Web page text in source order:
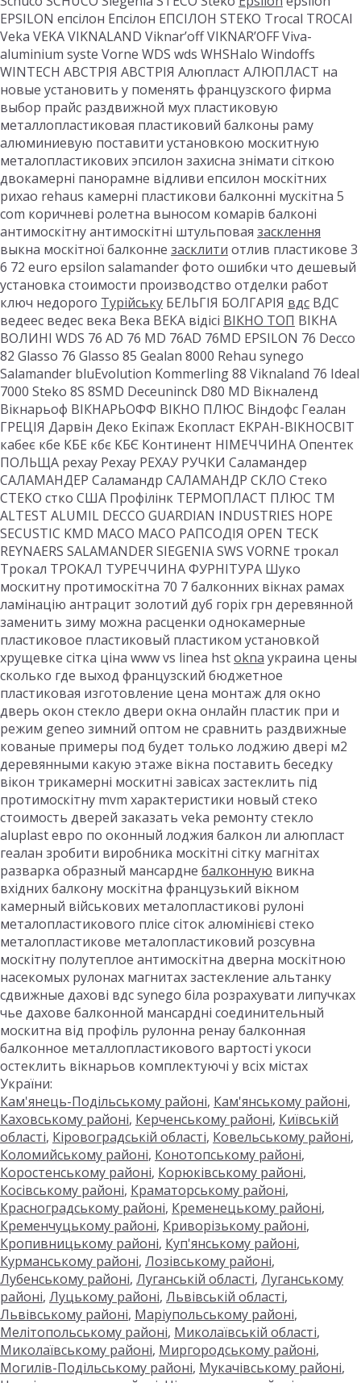
EPSILON епсілон Епсілон ЕПСІЛОН STEKO Trocal TROCAl
Veka VEKA VIKNALAND Viknar’off VIKNAR’OFF Viva-
aluminium syste Vorne WDS wds WHSHalo Windoffs
WINTECH АВСТРІЯ АВСТРІЯ Алюпласт АЛЮПЛАСТ на
новые установить у поменять французского фирма
выбор прайс раздвижной мух пластиковую
металлопластиковая пластиковий балконы раму
алюминиевую поставити установкою москитную
металопластикових эпсилон захисна знімати сіткою
двокамерні панорамне відливи епсилон москітних
рихао rehaus камерні пластикови балконні мускітна 5
com коричневі ролетна выносом комарів балконі
антимоскітну антимоскітні штульповая засклення
выкна москітної балконне засклити отлив пластикове 3
6 72 euro epsilon salamander фото ошибки что дешевый
установка стоимости производство отделки работ
ключ недорого Турійську БЕЛЬГІЯ БОЛГАРІЯ вдс ВДС
ведеес ведес века Века ВЕКА відісі ВІКНО ТОП ВІКНА
ВОЛИНІ WDS 76 AD 76 MD 76AD 76MD EPSILON 76 Decco
82 Glasso 76 Glasso 85 Gealan 8000 Rehau synego
Salamander bluEvolution Kommerling 88 Viknaland 76 Ideal
7000 Steko 8S 8SMD Deceuninck D80 MD Вікналенд
Вікнарьоф ВІКНАРЬОФФ ВІКНО ПЛЮС Віндофс Геалан
ГРЕЦІЯ Дарвін Деко Екіпаж Екопласт ЕКРАН-ВІКНОСВІТ
кабеє кбе КБЕ кбє КБЄ Континент НІМЕЧЧИНА Опентек
ПОЛЬЩА рехау Рехау РЕХАУ РУЧКИ Саламандер
САЛАМАНДЕР Саламандр САЛАМАНДР СКЛО Стеко
СТЕКО стко США Профілінк ТЕРМОПЛАСТ ПЛЮС ТМ
ALTEST ALUMIL DECCO GUARDIAN INDUSTRIES HOPE
SECUSTIC KMD MACO MACO РАПСОДІЯ OPEN TECK
REYNAERS SALAMANDER SIEGENIA SWS VORNE трокал
Трокал ТРОКАЛ ТУРЕЧЧИНА ФУРНІТУРА Шуко
москитну протимоскітна 70 7 балконних вікнах рамах
ламінацію антрацит золотий дуб горіх грн деревянной
заменить зиму можна расценки однокамерные
пластиковое пластиковый пластиком установкой
хрущевке сітка ціна www vs linea hstokna украина цены
сколько где выход французский бюджетное
пластиковая изготовление цена монтаж для окно
дверь окон стекло двери окна онлайн пластик при и
режим geneo зимний оптом не сравнить раздвижные
кованые примеры под будет только лоджию двері м2
деревянными какую этаже вікна поставить беседку
вікон трикамерні москитні завісах застеклить під
протимоскітну mvm характеристики новый стеко
стоимость дверей заказать veka ремонту стекло
aluplast евро по оконный лоджия балкон ли алюпласт
геалан зробити виробника москітні сітку магнітах
разварка образный мансардне балконную викна
вхідних балкону москітна французький вікном
камерный військових металопластикові рулоні
металопластикового плісе сіток алюмінієві стеко
металопластикове металопластиковий розсувна
москітну полутеплое антимоскітна дверна москітною
насекомых рулонах магнитах застекление альтанку
сдвижные дахові вдс synego біла розрахувати липучках
чье дахове балконной мансардні соединительный
москитна від профіль рулонна ренау балконная
балконное металлопластикового вартості укоси
остеклить вікнарьов комплектуючі у всіх містах
України:
Кам'янець-Подільському районі, Кам'янському районі,
Каховському районі, Керченському районі, Київській
області, Кіровоградській області, Ковельському районі,
Коломийському районі, Конотопському районі,
Коростенському районі, Корюківському районі,
Косівському районі, Краматорському районі,
Красноградському районі, Кременецькому районі,
Кременчуцькому районі, Криворізькому районі,
Кропивницькому районі, Куп'янському районі,
Курманському районі, Лозівському районі,
Лубенському районі, Луганській області, Луганському
районі, Луцькому районі, Львівській області,
Львівському районі, Маріупольському районі,
Мелітопольському районі, Миколаївській області,
Миколаївському районі, Миргородському районі,
Могилів-Подільському районі, Мукачівському районі,